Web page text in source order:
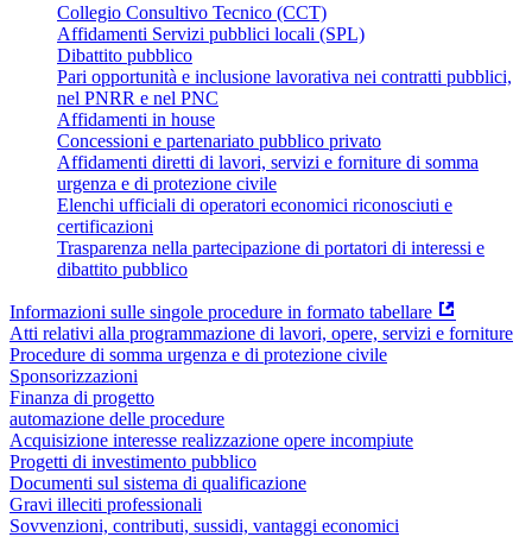
Collegio Consultivo Tecnico (CCT)
Affidamenti Servizi pubblici locali (SPL)
Dibattito pubblico
Pari opportunità e inclusione lavorativa nei contratti pubblici,
nel PNRR e nel PNC
Affidamenti in house
Concessioni e partenariato pubblico privato
Affidamenti diretti di lavori, servizi e forniture di somma
urgenza e di protezione civile
Elenchi ufficiali di operatori economici riconosciuti e
certificazioni
Trasparenza nella partecipazione di portatori di interessi e
dibattito pubblico
Informazioni sulle singole procedure in formato tabellare
Atti relativi alla programmazione di lavori, opere, servizi e forniture
Procedure di somma urgenza e di protezione civile
Sponsorizzazioni
Finanza di progetto
automazione delle procedure
Acquisizione interesse realizzazione opere incompiute
Progetti di investimento pubblico
Documenti sul sistema di qualificazione
Gravi illeciti professionali
Sovvenzioni, contributi, sussidi, vantaggi economici